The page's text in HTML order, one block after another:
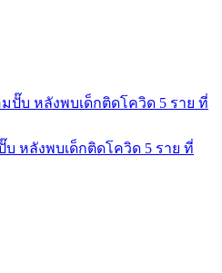
บ หลังพบเด็กติดโควิด 5 ราย ที่